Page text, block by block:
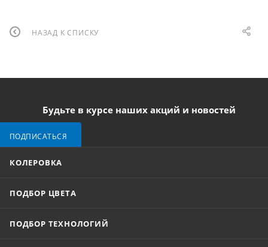
НАЗАД К СПИСКУ
Будьте в курсе наших акций и новостей
ПОДПИСАТЬСЯ
КОЛЕРОВКА
ПОДБОР ЦВЕТА
ПОДБОР ТЕХНОЛОГИЙ